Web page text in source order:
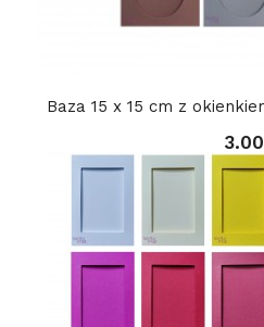
Baza 15 x 15 cm z
3.00